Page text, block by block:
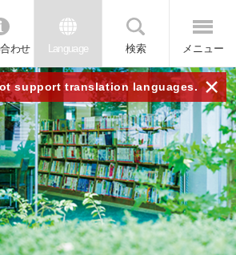
わせ Language 検索 メニュー
support translation languages. ×